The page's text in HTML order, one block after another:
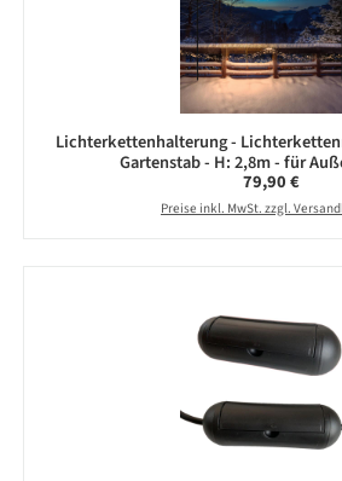
Lichterkettenhalterung -
Gartenstab - H: 2,8m - für
Regulärer Preis:
79,90 €
Preise inkl. MwSt. zzgl.